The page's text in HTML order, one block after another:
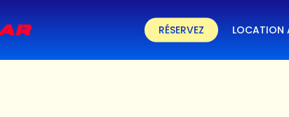
RÉSERVEZ LOCATION